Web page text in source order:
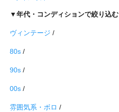
▼年代・コンディションで絞り込む
ヴィンテージ /
80s /
90s /
00s /
雰囲気系・ボロ /